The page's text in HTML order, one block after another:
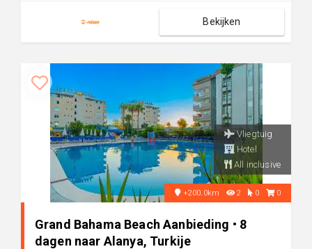
Bekijken
Vliegtuig
Hotel
All inclusive
+200.0km 2 0 0
Grand Bahama Beach Aanbieding • 8
dagen naar Alanya, Turkije